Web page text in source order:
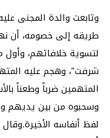
وتابعت والدة المجنى
طريقه إلى خصومه، أن
لتسوية خلافاتهم،
شرفت”، وهجم عليه
المتهمين ضرباً وطعناً
وسحبوه من بين يديهم
لفظ أنفاسه